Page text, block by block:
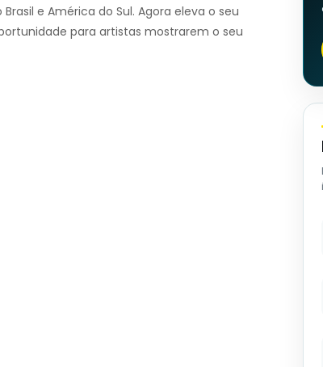
e América do Sul. Agora eleva o seu
para artistas mostrarem o seu